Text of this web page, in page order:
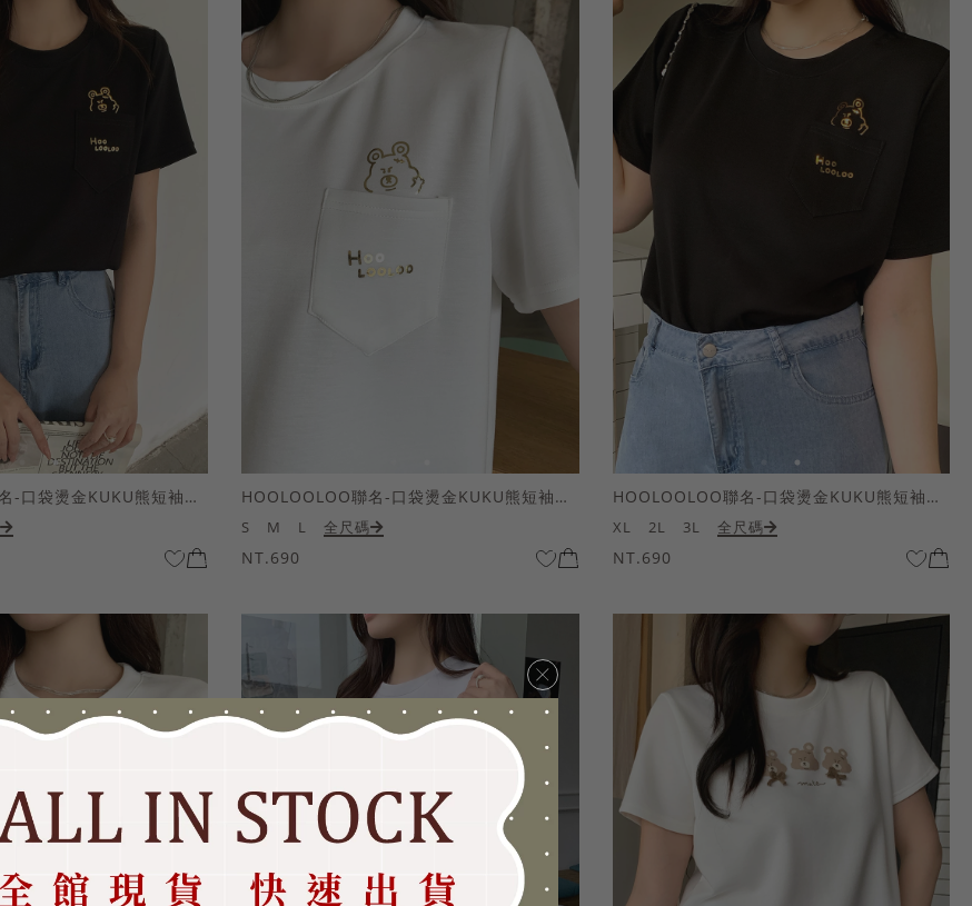
×
HOOLOOLOO聯名-口袋燙金KUKU熊短袖上衣 HOOLOOLOO聯名-口袋燙金KUKU熊短袖上衣
S M L 全尺碼
NT.690
HOOLOOLOO聯名-口袋燙金KUKU熊短袖上衣
XL 2L 3L 全尺碼
NT.690